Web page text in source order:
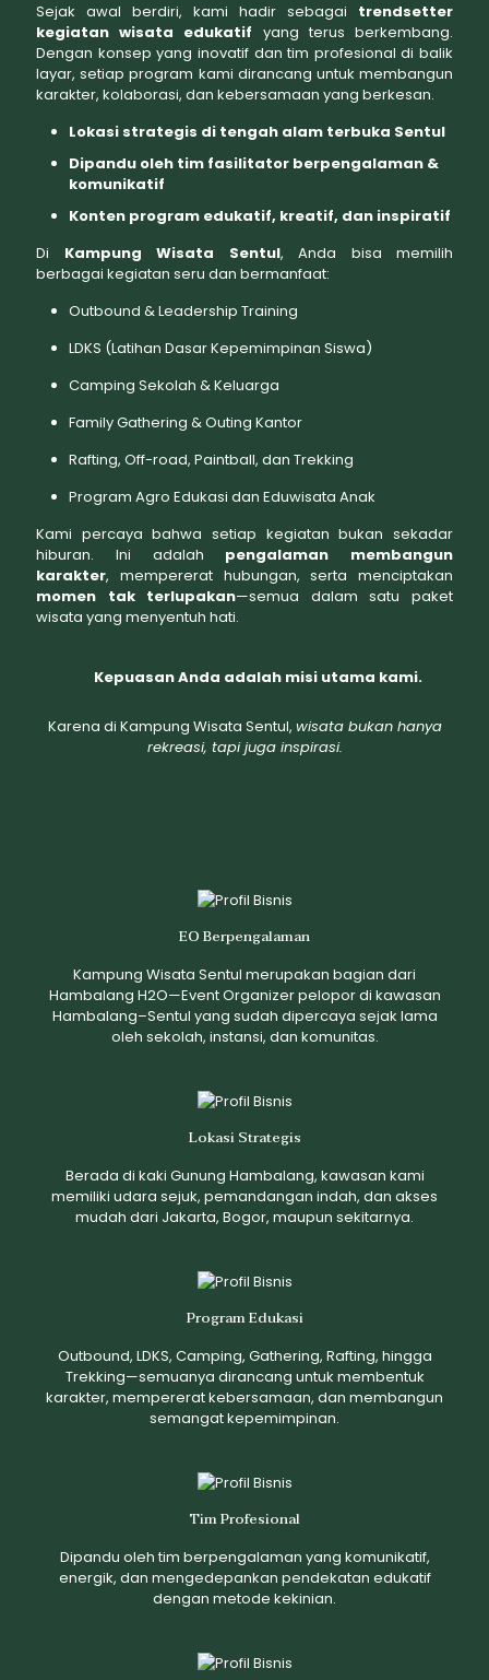
Sejak awal berdiri, kami hadir sebagai trendsetter
kegiatan wisata edukatif yang terus berkembang.
Dengan konsep yang inovatif dan tim profesional di balik
layar, setiap program kami dirancang untuk membangun
karakter, kolaborasi, dan kebersamaan yang berkesan.
Lokasi strategis di tengah alam terbuka Sentul
Dipandu oleh tim fasilitator berpengalaman &
komunikatif
Konten program edukatif, kreatif, dan inspiratif
Di Kampung Wisata Sentul, Anda bisa memilih
berbagai kegiatan seru dan bermanfaat:
Outbound & Leadership Training
LDKS (Latihan Dasar Kepemimpinan Siswa)
Camping Sekolah & Keluarga
Family Gathering & Outing Kantor
Rafting, Off-road, Paintball, dan Trekking
Program Agro Edukasi dan Eduwisata Anak
Kami percaya bahwa setiap kegiatan bukan sekadar
hiburan. Ini adalah pengalaman membangun
karakter, mempererat hubungan, serta menciptakan
momen tak terlupakan—semua dalam satu paket
wisata yang menyentuh hati.
Kepuasan Anda adalah misi utama kami.
Karena di Kampung Wisata Sentul, wisata bukan hanya
rekreasi, tapi juga inspirasi.
EO Berpengalaman
Kampung Wisata Sentul merupakan bagian dari
Hambalang H2O—Event Organizer pelopor di kawasan
Hambalang–Sentul yang sudah dipercaya sejak lama
oleh sekolah, instansi, dan komunitas.
Lokasi Strategis
Berada di kaki Gunung Hambalang, kawasan kami
memiliki udara sejuk, pemandangan indah, dan akses
mudah dari Jakarta, Bogor, maupun sekitarnya.
Program Edukasi
Outbound, LDKS, Camping, Gathering, Rafting, hingga
Trekking—semuanya dirancang untuk membentuk
karakter, mempererat kebersamaan, dan membangun
semangat kepemimpinan.
Tim Profesional
Dipandu oleh tim berpengalaman yang komunikatif,
energik, dan mengedepankan pendekatan edukatif
dengan metode kekinian.